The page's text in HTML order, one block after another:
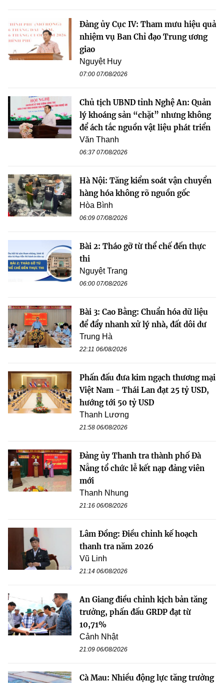
Đảng ủy Cục IV: Tham mưu hiệu quả
nhiệm vụ Ban Chỉ đạo Trung ương
giao
Nguyệt Huy
07:00 07/08/2026
Chủ tịch UBND tỉnh Nghệ An: Quản
lý khoáng sản “chặt” nhưng không
để ách tắc nguồn vật liệu phát triển
Văn Thanh
06:37 07/08/2026
Hà Nội: Tăng kiểm soát vận chuyển
hàng hóa không rõ nguồn gốc
Hòa Bình
06:09 07/08/2026
Bài 2: Tháo gỡ từ thể chế đến thực
thi
Nguyệt Trang
06:00 07/08/2026
Bài 3: Cao Bằng: Chuẩn hóa dữ liệu
để đẩy nhanh xử lý nhà, đất dôi dư
Trung Hà
22:11 06/08/2026
Phấn đấu đưa kim ngạch thương mại
Việt Nam - Thái Lan đạt 25 tỷ USD,
hướng tới 50 tỷ USD
Thanh Lương
21:58 06/08/2026
Đảng ủy Thanh tra thành phố Đà
Nẵng tổ chức lễ kết nạp đảng viên
mới
Thanh Nhung
21:16 06/08/2026
Lâm Đồng: Điều chỉnh kế hoạch
thanh tra năm 2026
Vũ Linh
21:14 06/08/2026
An Giang điều chỉnh kịch bản tăng
trưởng, phấn đấu GRDP đạt từ
10,71%
Cảnh Nhật
21:09 06/08/2026
Cà Mau: Nhiều động lực tăng trưởng